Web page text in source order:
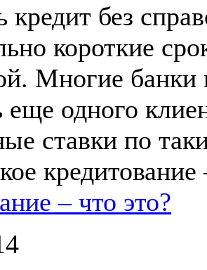
кредит без
короткие
Многие банки
еще одного
ставки по
– что это?